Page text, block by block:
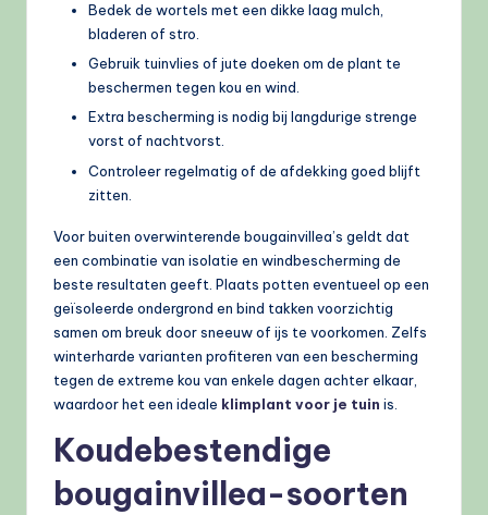
Bedek de wortels met een dikke laag mulch,
bladeren of stro.
Gebruik tuinvlies of jute doeken om de plant te
beschermen tegen kou en wind.
Extra bescherming is nodig bij langdurige strenge
vorst of nachtvorst.
Controleer regelmatig of de afdekking goed blijft
zitten.
Voor buiten overwinterende bougainvillea’s geldt dat
een combinatie van isolatie en windbescherming de
beste resultaten geeft. Plaats potten eventueel op een
geïsoleerde ondergrond en bind takken voorzichtig
samen om breuk door sneeuw of ijs te voorkomen. Zelfs
winterharde varianten profiteren van een bescherming
tegen de extreme kou van enkele dagen achter elkaar,
waardoor het een ideale klimplant voor je tuin is.
Koudebestendige
bougainvillea-soorten